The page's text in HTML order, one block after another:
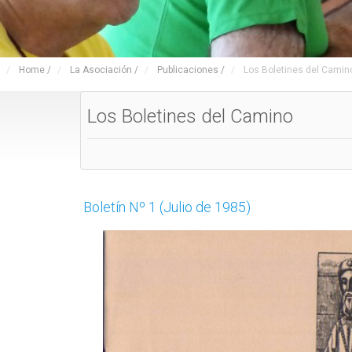
Home / La Asociación / Publicaciones / Los Boletines del
Los Boletines del Camino
Boletín Nº 1 (Julio de 1985)